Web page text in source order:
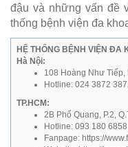
đậu và những vấn đề
thống bệnh viện đa
HỆ THỐNG BỆNH VIỆN ĐA
Hà Nội:
108 Hoàng Như Tiếp,
Hotline: 024 3872
TP.HCM:
2B Phổ Quang, P.2,
Hotline: 093 180
Fanpage: https://